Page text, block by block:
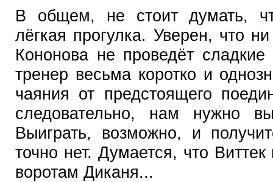
В общем, не стоит думать,
лёгкая прогулка. Уверен, что
Кононова не проведёт
тренер весьма коротко и
чаяния от предстоящего
следовательно, нам нужно
Выиграть, возможно, и
точно нет. Думается, что
воротам Диканя...